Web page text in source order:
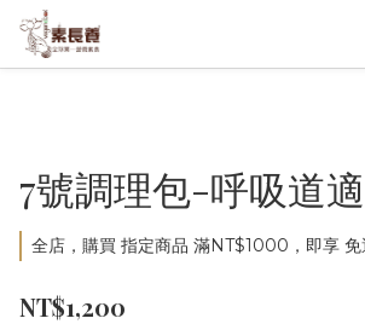
7號調理包-呼吸道
全店，購買 指定商品 滿NT$1000，即享 免
NT$1,200